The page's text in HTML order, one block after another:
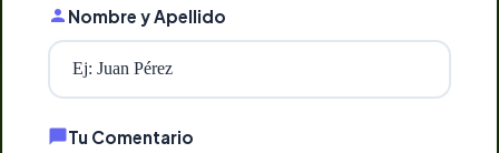
Nombre y Apellido
Tu Comentario